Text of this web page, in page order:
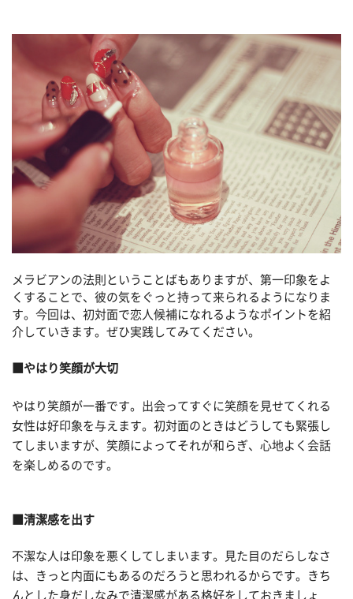
メラビアンの法則ということばもありますが、第一印象をよ
くすることで、彼の気をぐっと持って来られるようになりま
す。今回は、初対面で恋人候補になれるようなポイントを紹
介していきます。ぜひ実践してみてください。
■やはり笑顔が大切
やはり笑顔が一番です。出会ってすぐに笑顔を見せてくれる
女性は好印象を与えます。初対面のときはどうしても緊張し
てしまいますが、笑顔によってそれが和らぎ、心地よく会話
を楽しめるのです。
■清潔感を出す
不潔な人は印象を悪くしてしまいます。見た目のだらしなさ
は、きっと内面にもあるのだろうと思われるからです。きち
んとした身だしなみで清潔感がある格好をしておきましょ